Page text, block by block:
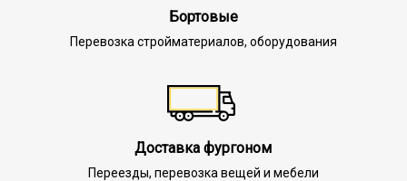
Бортовые
Перевозка стройматериалов, оборудования
Доставка фургоном
Переезды, перевозка вещей и мебели